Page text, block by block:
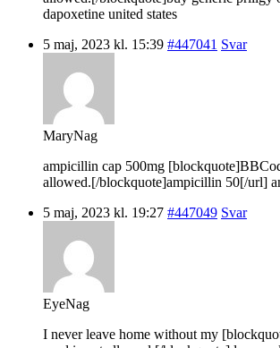
dapoxetine united states
5 maj, 2023 kl. 15:39 #447041 Svar
MaryNag
ampicillin cap 500mg
allowed.[/blockquote]ampicillin 50[/url]
5 maj, 2023 kl. 19:27 #447049 Svar
EyeNag
I never leave home without my